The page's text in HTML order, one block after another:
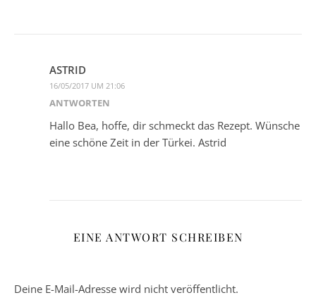
ASTRID
16/05/2017 UM 21:06
ANTWORTEN
Hallo Bea, hoffe, dir schmeckt das Rezept. Wünsche
eine schöne Zeit in der Türkei. Astrid
EINE ANTWORT SCHREIBEN
Deine E-Mail-Adresse wird nicht veröffentlicht.